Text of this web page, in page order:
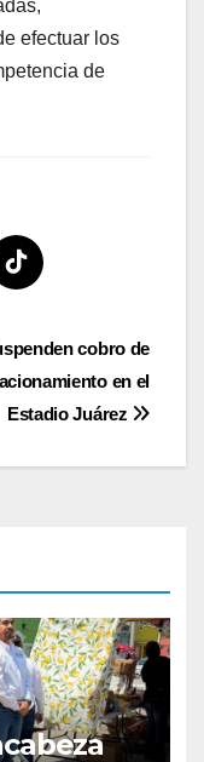
efectuar los
de
cobro de
en el
Estadio Juárez